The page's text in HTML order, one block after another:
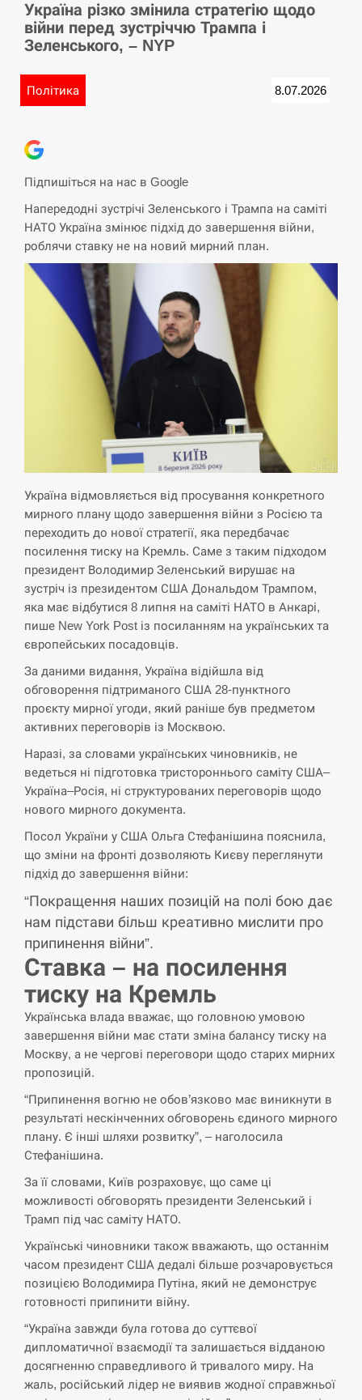
15:53
Баллистическая атака РФ уничтожила
логистический комплекс PUMA
У Німеччині удар блискавки розділив
СЕРПЕНЬ
15:23
Пытки военнообязанного на
Закарпатье: работнику ТЦК грозит
тюрьма
СЕРПЕНЬ
Іспанія попросила партнерів не
критикувати Марокко через міграційну
кризу –…
РФ провела новий раунд таємних
зустрічей з Європою щодо війни…
СЕРПЕНЬ
14:53
Экс-послу в США Стефанишиной
вручили новое подозрение и избирают
меру…
СЕРПЕНЬ
14:40
У Росії розгортається ракетний підрозділ
КНДР – Reuters
СЕРПЕНЬ
14:23
Поставки ракет для ПВО сократились
втрое, хотя у партнеров они…
СЕРПЕНЬ
14:10
У Румунії затоплять чотири баржі для
збільшення потоку води до…
СЕРПЕНЬ
13:53
В Москве пожаловались на “кратный
рост” атак дронов Украины
СЕРПЕНЬ
13:40
Біля українського літака в аеропорту
Лейпцига виявили дрон, ймовірно, з…
СЕРПЕНЬ
13:23
МИДе ответили, как отреагируют на…
СЕРПЕНЬ
13:10
Тайвань проводить найбільші військові
навчання на тлі загрози вторгнення з…
12:53
США обсуждают лицензии на Patriot для
Украины, несмотря на сомнения…
СЕРПЕНЬ
12:40
Латвія готова направити до 20
військових для розблокування
Ормузької протоки
Україна різко змінила стратегію щодо
війни перед зустріччю Трампа і
Зеленського, – NYP
Політика 8.07.2026
Підпишіться на нас в Google
Напередодні зустрічі Зеленського і Трампа на саміті
НАТО Україна змінює підхід до завершення війни,
роблячи ставку не на новий мирний план.
Україна відмовляється від просування конкретного
мирного плану щодо завершення війни з Росією та
переходить до нової стратегії, яка передбачає
посилення тиску на Кремль. Саме з таким підходом
президент Володимир Зеленський вирушає на
зустріч із президентом США Дональдом Трампом,
яка має відбутися 8 липня на саміті НАТО в Анкарі,
пише New York Post із посиланням на українських та
європейських посадовців.
За даними видання, Україна відійшла від
обговорення підтриманого США 28-пунктного
проєкту мирної угоди, який раніше був предметом
активних переговорів із Москвою.
Наразі, за словами українських чиновників, не
ведеться ні підготовка тристороннього саміту США–
Україна–Росія, ні структурованих переговорів щодо
нового мирного документа.
Посол України у США Ольга Стефанішина пояснила,
що зміни на фронті дозволяють Києву переглянути
підхід до завершення війни:
“Покращення наших позицій на полі бою дає
нам підстави більш креативно мислити про
припинення війни”.
Ставка – на посилення
тиску на Кремль
Українська влада вважає, що головною умовою
завершення війни має стати зміна балансу тиску на
Москву, а не чергові переговори щодо старих мирних
пропозицій.
“Припинення вогню не обов’язково має виникнути в
результаті нескінченних обговорень єдиного мирного
плану. Є інші шляхи розвитку”, – наголосила
Стефанішина.
За її словами, Київ розраховує, що саме ці
можливості обговорять президенти Зеленський і
Трамп під час саміту НАТО.
Українські чиновники також вважають, що останнім
часом президент США дедалі більше розчаровується
позицією Володимира Путіна, який не демонструє
готовності припинити війну.
“Україна завжди була готова до суттєвої
дипломатичної взаємодії та залишається відданою
досягненню справедливого й тривалого миру. На
жаль, російський лідер не виявив жодної справжньої